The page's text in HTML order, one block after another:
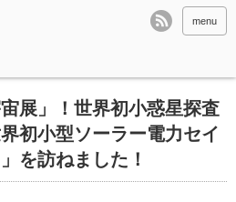
menu
展」！世界初小惑星探査
初小型ソーラー電力セイ
を訪ねました！